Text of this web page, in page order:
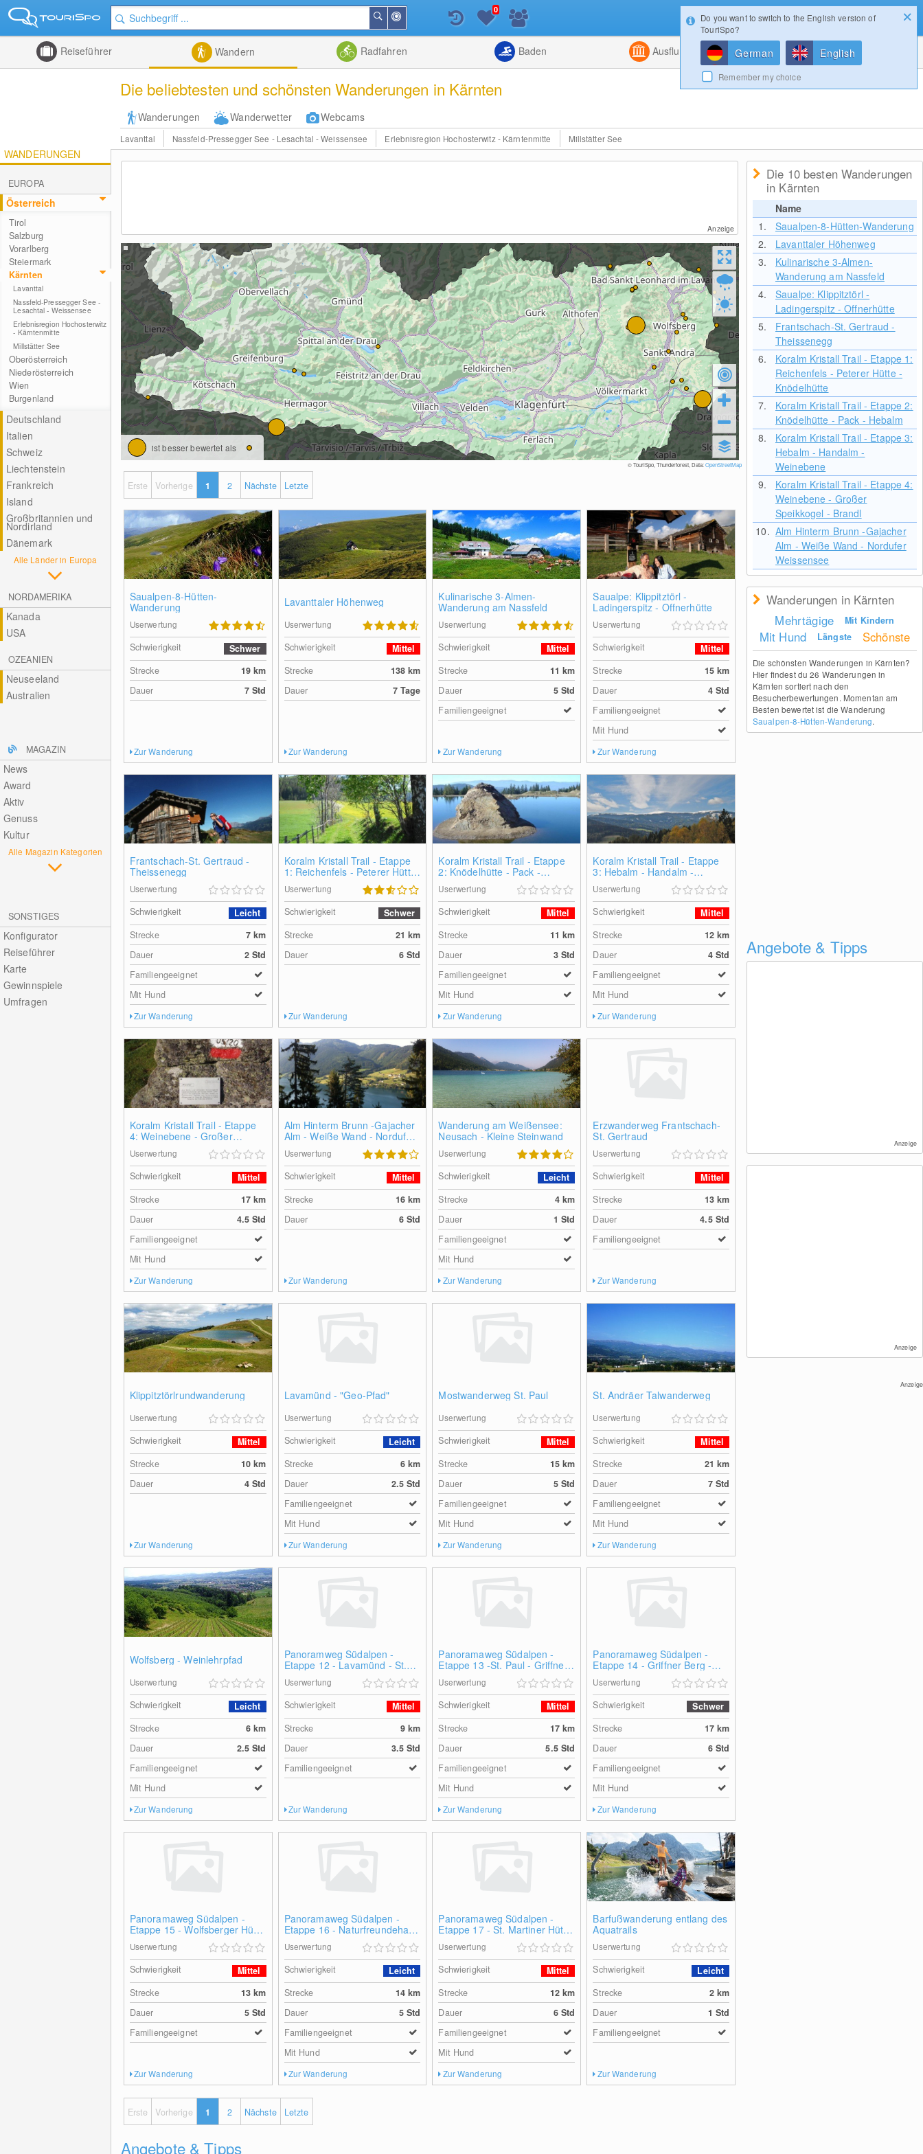
der
Nähe
Suchen
Listenansicht
Kombiniert
0
Reiseführer Wandern Radfahren Baden Ausflugsziele Magazin
Die beliebtesten und schönsten Wanderungen in Kärnten
Wanderungen Wanderwetter Webcams
Lavanttal Nassfeld-Pressegger See - Lesachtal - Weissensee Erlebnisregion Hochosterwitz - Kärntenmitte Millstätter See
WANDERUNGEN
EUROPA
Österreich
Tirol
Salzburg
Vorarlberg
Steiermark
Kärnten
Lavanttal
Nassfeld-Pressegger See -
Lesachtal - Weissensee
Erlebnisregion Hochosterwitz
- Kärntenmitte
Millstätter See
Oberösterreich
Niederösterreich
Wien
Burgenland
Deutschland
Italien
Schweiz
Liechtenstein
Frankreich
Island
Großbritannien und
Nordirland
Dänemark
Alle Länder in Europa
NORDAMERIKA
Kanada
USA
OZEANIEN
Neuseeland
Australien
MAGAZIN
News
Award
Aktiv
Genuss
Kultur
Alle Magazin Kategorien
SONSTIGES
Konfigurator
Reiseführer
Karte
Gewinnspiele
Umfragen
Anzeige
ist besser bewertet als
© TouriSpo, Thunderforest, Data:OpenStreetMap
Erste Vorherige 1 2 Nächste Letzte
Saualpen-8-Hütten-
Wanderung
Userwertung
Schwierigkeit
Schwer
Strecke
19km
Dauer
7 Std
Zur Wanderung
Lavanttaler Höhenweg
Userwertung
Schwierigkeit
Mittel
Strecke
138km
Dauer
7 Tage
Zur Wanderung
Kulinarische 3-Almen-
Wanderung am Nassfeld
Userwertung
Schwierigkeit
Mittel
Strecke
11km
Dauer
5 Std
Familiengeeignet
Zur Wanderung
Saualpe: Klippitztörl -
Ladingerspitz - Offnerhütte
Userwertung
Schwierigkeit
Mittel
Strecke
15 km
Dauer
4 Std
Familiengeeignet
Mit Hund
Zur Wanderung
Frantschach-St. Gertraud -
Theissenegg
Userwertung
Schwierigkeit
Leicht
Strecke
7km
Dauer
2 Std
Familiengeeignet
Mit Hund
Zur Wanderung
Koralm Kristall Trail - Etappe
1: Reichenfels - Peterer Hütte
- Knödelhütte
Userwertung
Schwierigkeit
Schwer
Strecke
21km
Dauer
6 Std
Zur Wanderung
Koralm Kristall Trail - Etappe
2: Knödelhütte - Pack -
Hebalm
Userwertung
Schwierigkeit
Mittel
Strecke
11km
Dauer
3 Std
Familiengeeignet
Mit Hund
Zur Wanderung
Koralm Kristall Trail - Etappe
3: Hebalm - Handalm -
Weinebene
Userwertung
Schwierigkeit
Mittel
Strecke
12 km
Dauer
4 Std
Familiengeeignet
Mit Hund
Zur Wanderung
Koralm Kristall Trail - Etappe
4: Weinebene - Großer
Speikkogel - Brandl
Userwertung
Schwierigkeit
Mittel
Strecke
17km
Dauer
4.5 Std
Familiengeeignet
Mit Hund
Zur Wanderung
Alm Hinterm Brunn -Gajacher
Alm - Weiße Wand - Nordufer
Weissensee
Userwertung
Schwierigkeit
Mittel
Strecke
16km
Dauer
6 Std
Zur Wanderung
Wanderung am Weißensee:
Neusach - Kleine Steinwand
Userwertung
Schwierigkeit
Leicht
Strecke
4km
Dauer
1 Std
Familiengeeignet
Mit Hund
Zur Wanderung
Erzwanderweg Frantschach-
St. Gertraud
Userwertung
Schwierigkeit
Mittel
Strecke
13 km
Dauer
4.5 Std
Familiengeeignet
Zur Wanderung
Klippitztörlrundwanderung
Userwertung
Schwierigkeit
Mittel
Strecke
10km
Dauer
4 Std
Zur Wanderung
Lavamünd - "Geo-Pfad"
Userwertung
Schwierigkeit
Leicht
Strecke
6km
Dauer
2.5 Std
Familiengeeignet
Mit Hund
Zur Wanderung
Mostwanderweg St. Paul
Userwertung
Schwierigkeit
Mittel
Strecke
15km
Dauer
5 Std
Familiengeeignet
Mit Hund
Zur Wanderung
St. Andräer Talwanderweg
Userwertung
Schwierigkeit
Mittel
Strecke
21 km
Dauer
7 Std
Familiengeeignet
Mit Hund
Zur Wanderung
Wolfsberg - Weinlehrpfad
Userwertung
Schwierigkeit
Leicht
Strecke
6km
Dauer
2.5 Std
Familiengeeignet
Mit Hund
Zur Wanderung
Panoramweg Südalpen -
Etappe 12 - Lavamünd - St.
Paul
Userwertung
Schwierigkeit
Mittel
Strecke
9km
Dauer
3.5 Std
Familiengeeignet
Zur Wanderung
Panoramaweg Südalpen -
Etappe 13 -St. Paul - Griffner
Berg
Userwertung
Schwierigkeit
Mittel
Strecke
17km
Dauer
5.5 Std
Familiengeeignet
Mit Hund
Zur Wanderung
Panoramaweg Südalpen -
Etappe 14 - Griffner Berg -
Wolfsberger Hütte
Userwertung
Schwierigkeit
Schwer
Strecke
17 km
Dauer
6 Std
Familiengeeignet
Mit Hund
Zur Wanderung
Panoramaweg Südalpen -
Etappe 15 - Wolfsberger Hütte
- Naturfreundehaus Klippitztörl
Userwertung
Schwierigkeit
Mittel
Strecke
13km
Dauer
5 Std
Familiengeeignet
Zur Wanderung
Panoramaweg Südalpen -
Etappe 16 - Naturfreundehaus
Klippitztörl - St. Martiner Hütte
Userwertung
Schwierigkeit
Leicht
Strecke
14km
Dauer
5 Std
Familiengeeignet
Mit Hund
Zur Wanderung
Panoramaweg Südalpen -
Etappe 17 - St. Martiner Hütte
- Zirbitzkogel - Tonnerhütte
oder Waldheimhütte
Userwertung
Schwierigkeit
Mittel
Strecke
12km
Dauer
6 Std
Familiengeeignet
Mit Hund
Zur Wanderung
Barfußwanderung entlang des
Aquatrails
Userwertung
Schwierigkeit
Leicht
Strecke
2 km
Dauer
1 Std
Familiengeeignet
Zur Wanderung
Erste Vorherige 1 2 Nächste Letzte
Die 10 besten Wanderungen
in Kärnten
Name
1.
Saualpen-8-Hütten-Wanderung
2.
Lavanttaler Höhenweg
3.
Kulinarische 3-Almen-
Wanderung am Nassfeld
4.
Saualpe: Klippitztörl -
Ladingerspitz - Offnerhütte
5.
Frantschach-St. Gertraud -
Theissenegg
6.
Koralm Kristall Trail - Etappe 1:
Reichenfels - Peterer Hütte -
Knödelhütte
7.
Koralm Kristall Trail - Etappe 2:
Knödelhütte - Pack - Hebalm
8.
Koralm Kristall Trail - Etappe 3:
Hebalm - Handalm -
Weinebene
9.
Koralm Kristall Trail - Etappe 4:
Weinebene - Großer
Speikkogel - Brandl
10. Alm Hinterm Brunn -Gajacher
Alm - Weiße Wand - Nordufer
Weissensee
Wanderungen in Kärnten
Mehrtägige
Mit Kindern
Mit Hund Längste Schönste
Die schönsten Wanderungen in Kärnten?
Hier findest du 26 Wanderungen in
Kärnten sortiert nach den
Besucherbewertungen. Momentan am
Besten bewertet ist die Wanderung
Saualpen-8-Hütten-Wanderung.
Angebote & Tipps
Anzeige
Anzeige
Anzeige
Angebote & Tipps
Login
Do you want to switch to the English version of
TouriSpo?
German English
Remember my choice
Konfigurator Gewinnspiele